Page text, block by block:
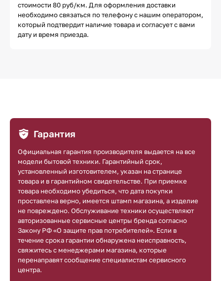
стоимости 80 руб/км. Для оформления доставки
необходимо связаться по телефону с нашим оператором,
который подтвердит наличие товара и согласует с вами
дату и время приезда.
Гарантия
Официальная гарантия производителя выдается на все
модели бытовой техники. Гарантийный срок,
установленный изготовителем, указан на странице
товара и в гарантийном свидетельстве. При приемке
товара необходимо убедиться, что дата покупки
проставлена верно, имеется штамп магазина, а изделие
не повреждено. Обслуживание техники осуществляют
авторизованные сервисные центры бренда согласно
Закону РФ «О защите прав потребителей». Если в
течение срока гарантии обнаружена неисправность,
свяжитесь с менеджерами магазина, которые
перенаправят сообщение специалистам сервисного
центра.